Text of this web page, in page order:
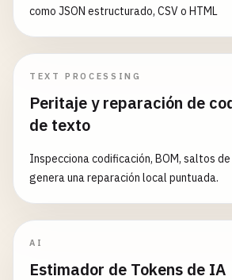
como JSON estructurado, CSV o HTML
TEXT PROCESSING
Peritaje y reparación de
de texto
Inspecciona codificación, BOM, saltos
genera una reparación local puntuada.
AI
Estimador de Tokens de IA